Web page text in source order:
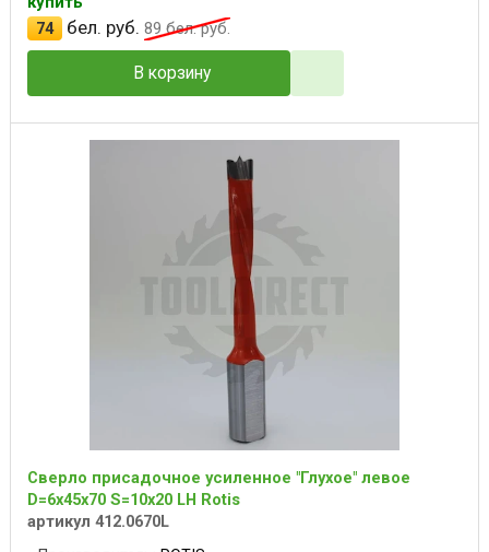
74
бел. руб. 89 бел. руб.
В корзину
Сверло присадочное усиленное "Глухое" левое
D=6x45x70 S=10x20 LH Rotis
артикул 412.0670L